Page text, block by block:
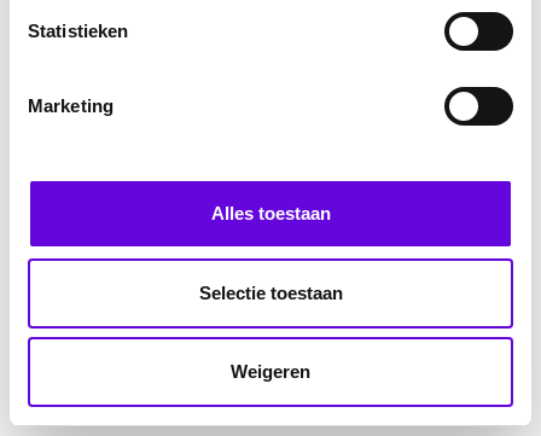
Statistieken
Marketing
Alles toestaan
Selectie toestaan
Weigeren